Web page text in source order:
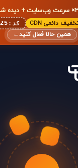
کد:
همین حالا فعال کنید ←